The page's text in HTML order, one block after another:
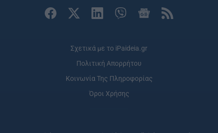
Σχετικά με το iPaideia.gr
Πολιτική Απορρήτου
Κοινωνία Της Πληροφορίας
Όροι Χρήσης